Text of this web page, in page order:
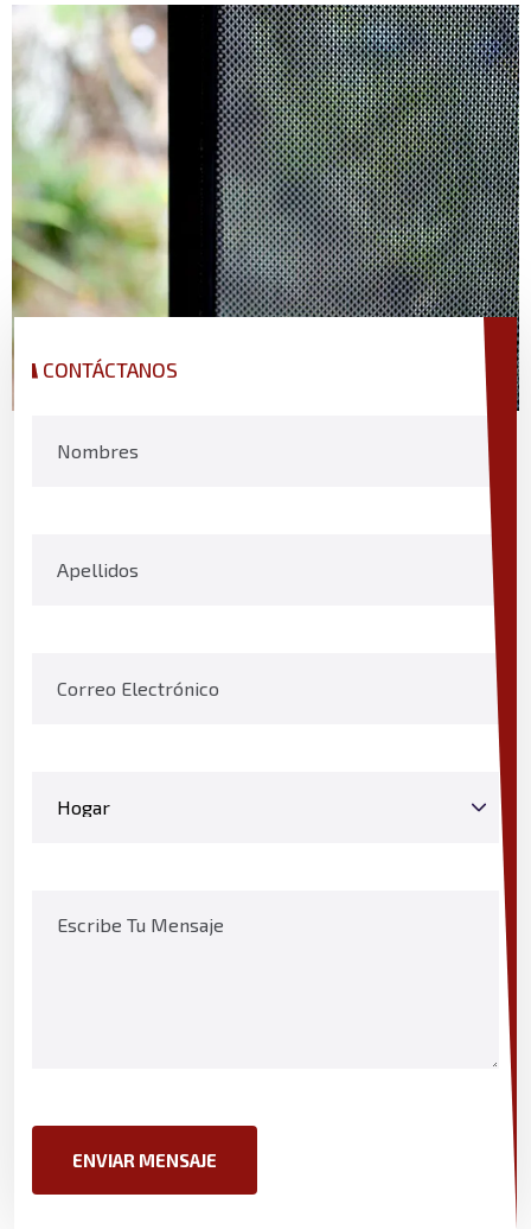
CONTÁCTANOS
ENVIAR MENSAJE
Sara Perez